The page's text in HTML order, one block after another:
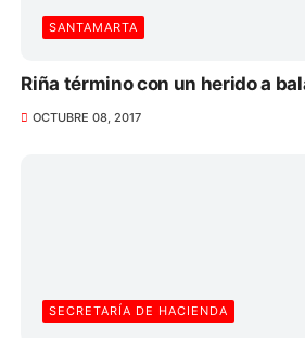
SANTAMARTA
Riña término con un herido a
OCTUBRE 08, 2017
SECRETARÍA DE HACIENDA